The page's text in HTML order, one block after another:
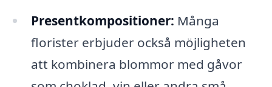
Presentkompositioner: Många
florister erbjuder också möjligheten
att kombinera blommor med gåvor